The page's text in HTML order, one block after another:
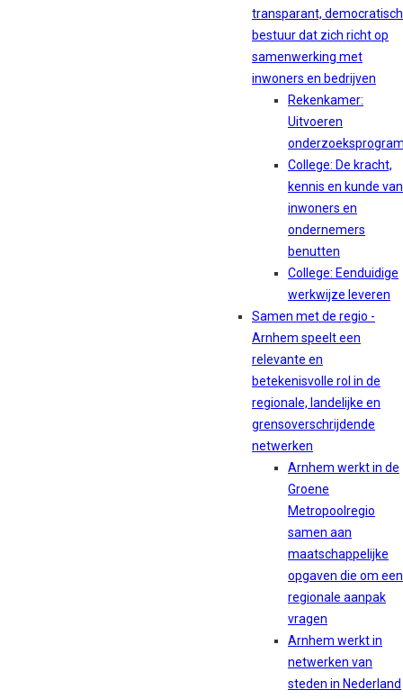
transparant, democratisch
bestuur dat zich richt op
samenwerking met
inwoners en bedrijven
Rekenkamer:
Uitvoeren
College: De kracht,
kennis en kunde van
inwoners en
ondernemers
benutten
College: Eenduidige
werkwijze leveren
Samen met de regio -
Arnhem speelt een
relevante en
betekenisvolle rol in de
regionale, landelijke en
grensoverschrijdende
netwerken
Arnhem werkt in de
Groene
Metropoolregio
samen aan
maatschappelijke
opgaven die om een
regionale aanpak
vragen
Arnhem werkt in
netwerken van
steden in Nederland